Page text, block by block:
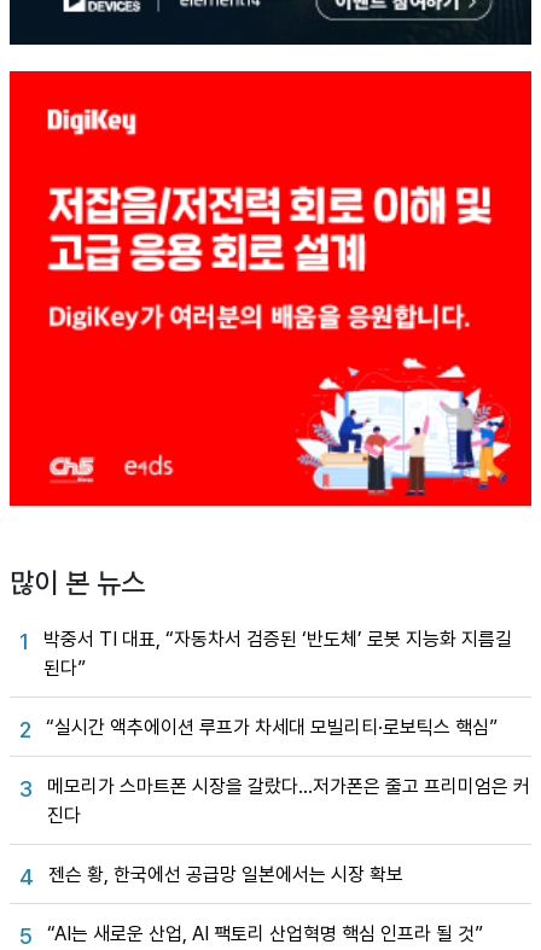
많이 본 뉴스
1
박중서 TI 대표, “자동차서 검증된 ‘반도체’ 로봇 지능화 지름길
된다”
2 “실시간 액추에이션 루프가 차세대 모빌리티·로보틱스 핵심”
3
메모리가 스마트폰 시장을 갈랐다…저가폰은 줄고 프리미엄은 커
진다
4 젠슨 황, 한국에선 공급망 일본에서는 시장 확보
5 “AI는 새로운 산업, AI 팩토리 산업혁명 핵심 인프라 될 것”